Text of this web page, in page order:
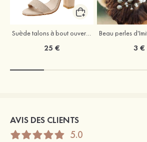
Suède talons à bout ouvert sandales talon bottier chaussures pour les soirées
25 € 3 €
AVIS DES CLIENTS
5.0